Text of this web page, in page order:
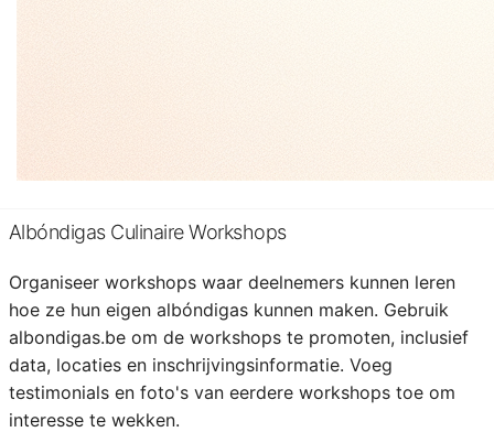
en dorpen die je bezoekt, en de unieke albóndigas
creaties kunnen proberen.
Albóndigas Culinaire Workshops
Organiseer workshops waar deelnemers kunnen leren
hoe ze hun eigen albóndigas kunnen maken. Gebruik
albondigas.be om de workshops te promoten, inclusief
data, locaties en inschrijvingsinformatie. Voeg
testimonials en foto's van eerdere workshops toe om
interesse te wekken.